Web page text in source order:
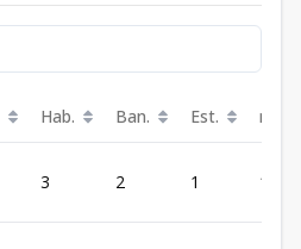
Hab. Ban. Est. m²
3 2 1 107